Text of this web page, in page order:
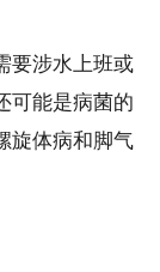
要涉水上班或
可能是病菌的
旋体病和脚气